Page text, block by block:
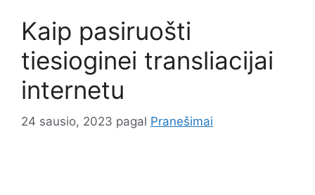
Kaip pasiruošti
tiesioginei transliacijai
internetu
24 sausio, 2023 pagal Pranešimai